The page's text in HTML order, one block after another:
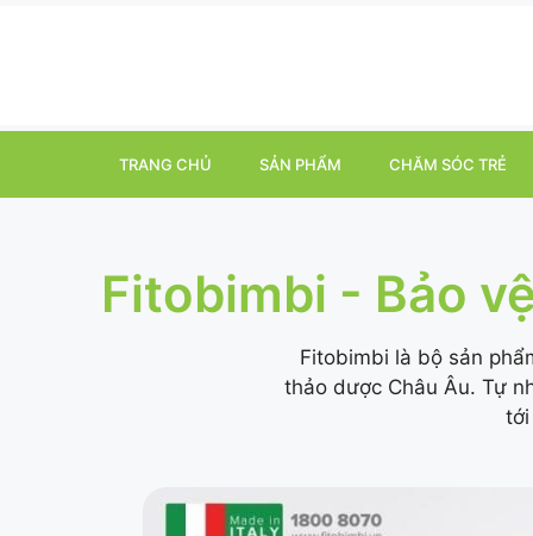
TRANG CHỦ SẢN PHẨM CHĂM SÓC TRẺ
Fitobimbi - Bảo
Fitobimbi là bộ sản
thảo dược Châu Âu. Tự
tới